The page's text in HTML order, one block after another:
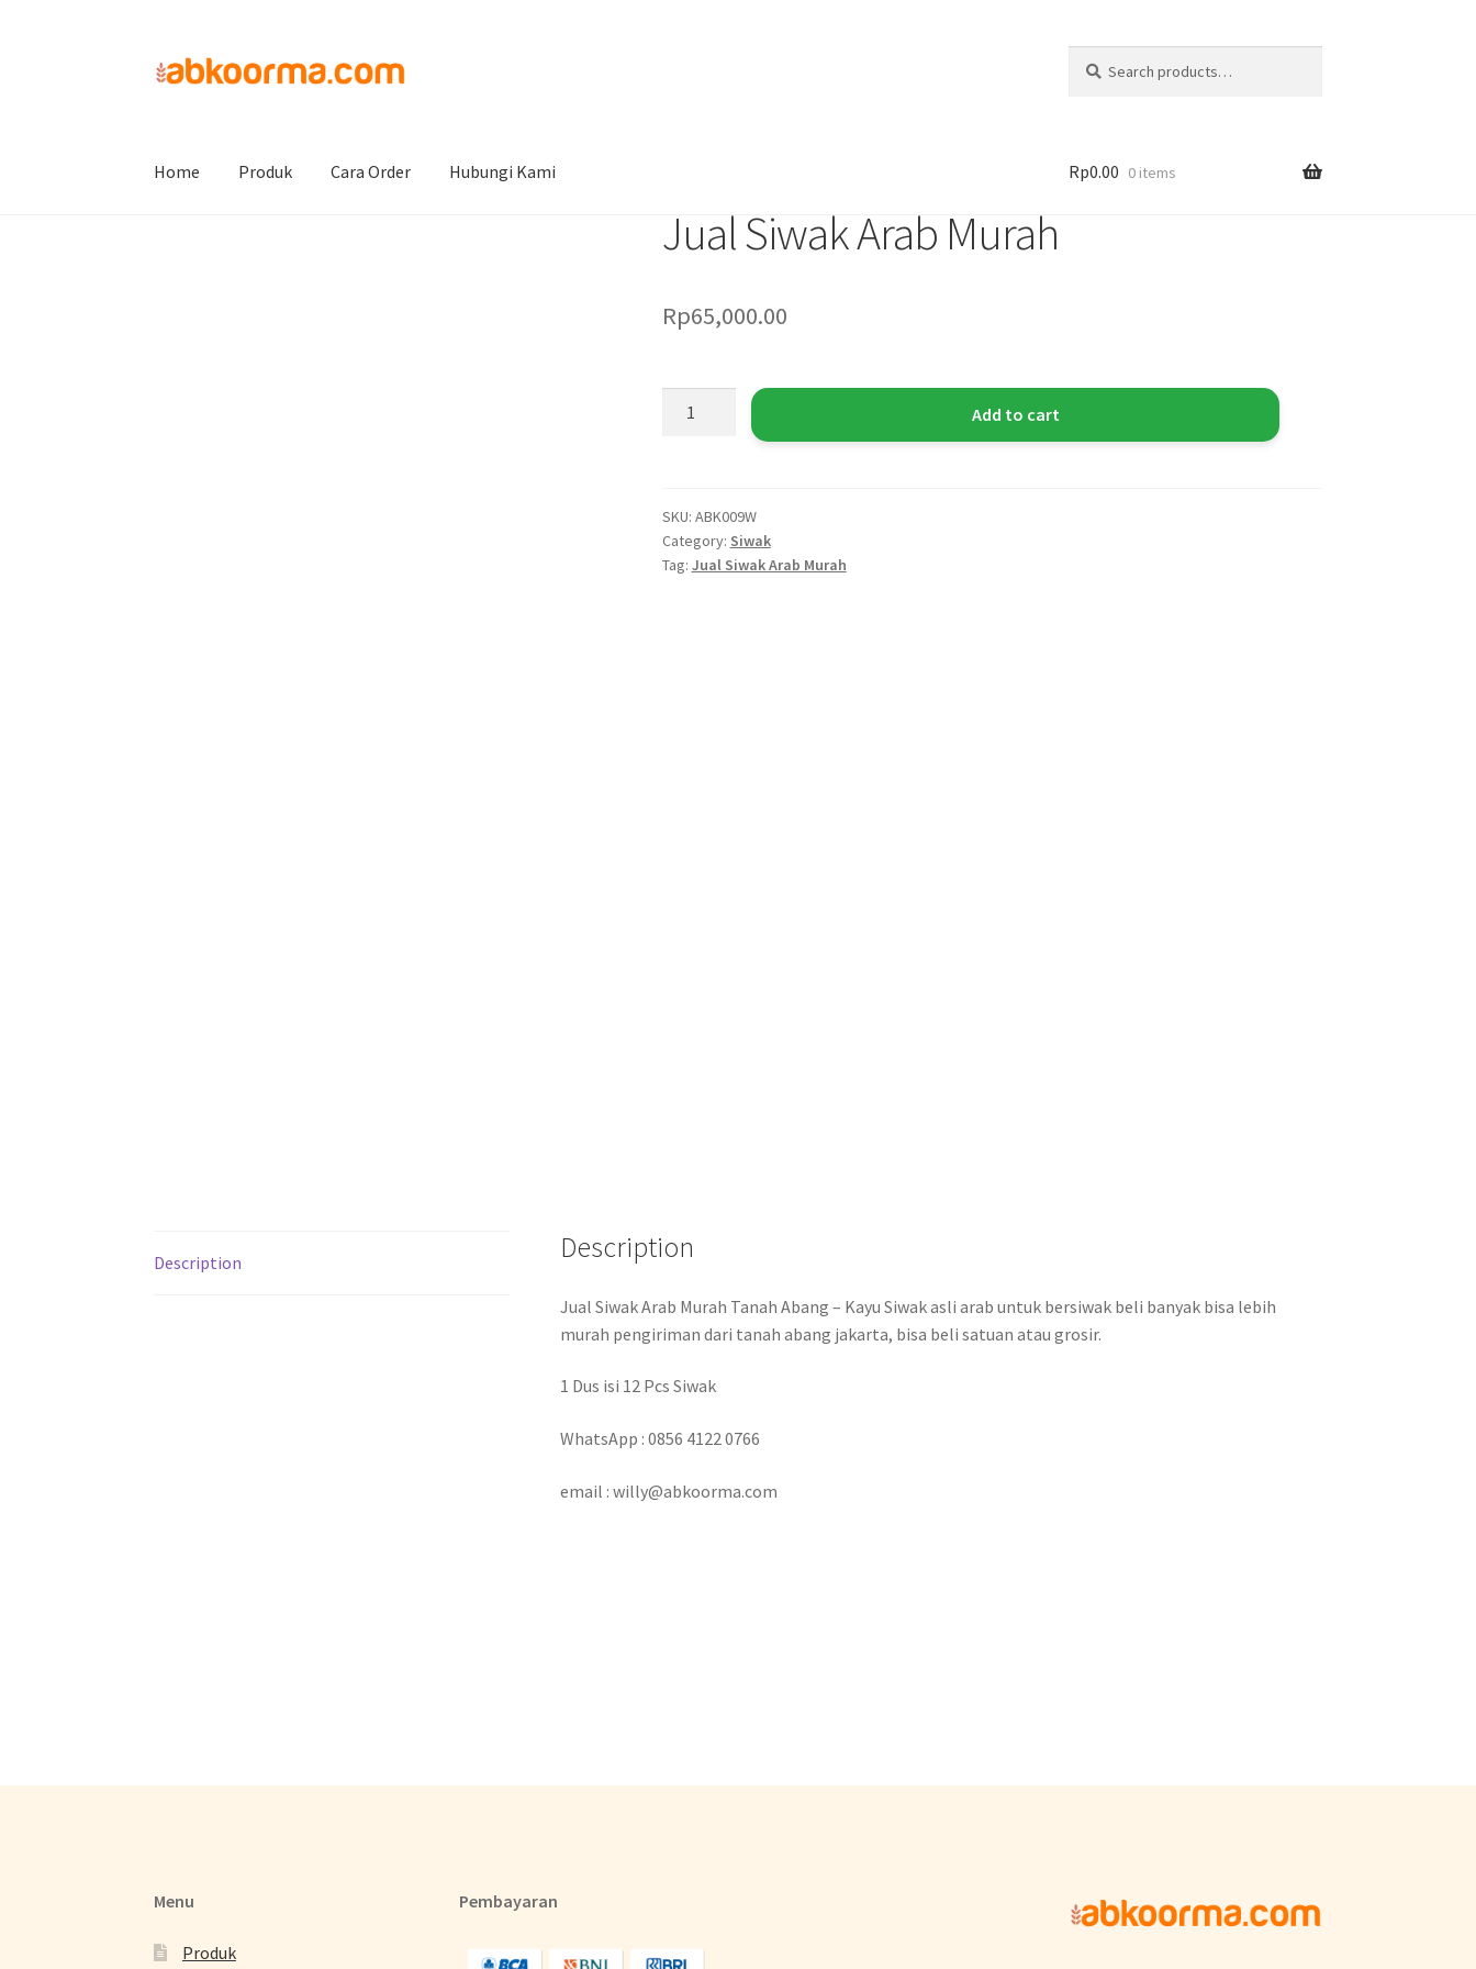
Home Produk Cara Order Hubungi Kami Rp0.00 0 items
Jual Siwak Arab Murah
Rp65,000.00
Add to cart
SKU: ABK009W
Category: Siwak
Tag: Jual Siwak Arab Murah
Description Description
Jual Siwak Arab Murah Tanah Abang – Kayu Siwak asli arab untuk bersiwak beli banyak bisa lebih
murah pengiriman dari tanah abang jakarta, bisa beli satuan atau grosir.
1 Dus isi 12 Pcs Siwak
WhatsApp : 0856 4122 0766
email : willy@abkoorma.com
Menu
Produk
Pembayaran